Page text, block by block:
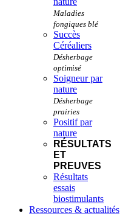
Succès
Céréaliers
Soigneur par
nature
Positif par
nature
RÉSULTATS
ET
PREUVES
Résultats
essais
biostimulants
Ressources & actualités